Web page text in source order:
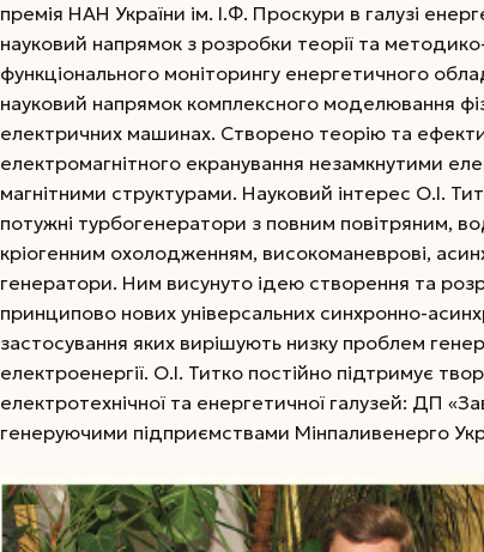
премія НАН України ім. І.Ф. Проскури в галузі
науковий напрямок з розробки теорії та
функціонального моніторингу енергетичного
науковий напрямок комплексного моделювання
електричних машинах. Створено теорію та
електромагнітного екранування незамкнутими
магнітними структурами. Науковий інтерес О.І.
потужні турбогенератори з повним повітряним,
кріогенним охолодженням, високоманеврові,
генератори. Ним висунуто ідею створення та
принципово нових універсальних синхронно-
застосування яких вирішують низку проблем
електроенергії. О.І. Титко постійно підтримує
електротехнічної та енергетичної галузей: ДП
генеруючими підприємствами Мінпаливенерго